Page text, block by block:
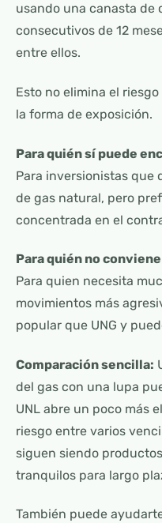
usando una canasta de
consecutivos de 12
entre ellos.
Esto no elimina el
la forma de exposición.
Para quién sí puede
Para inversionistas que
de gas natural, pero
concentrada en el
Para quién no
Para quien necesita
movimientos más
popular que UNG y
Comparación sencilla:
del gas con una lupa
UNL abre un poco más
riesgo entre varios
siguen siendo
tranquilos para largo
También puede